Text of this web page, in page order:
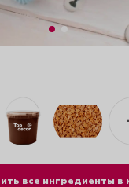
все ингредиенты в